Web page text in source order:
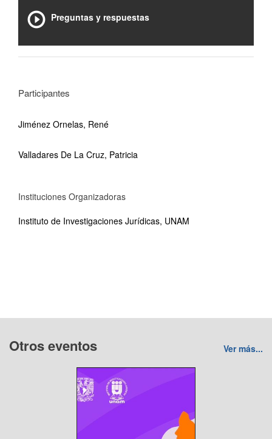
Preguntas y respuestas
Participantes
Jiménez Ornelas, René
Valladares De La Cruz, Patricia
Instituciones Organizadoras
Instituto de Investigaciones Jurídicas, UNAM
Otros eventos Ver más...